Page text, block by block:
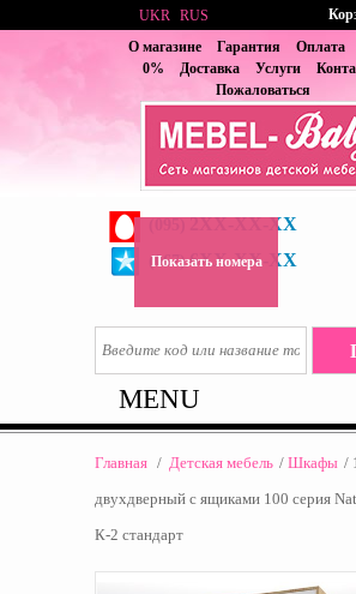
О магазине Гарантия Оплата
0%
Доставка Услуги
Пожаловаться
2XX-XX-XX
(067) 6XX-XX-XX
Показать номера
UKR RUS
MENU
Главная / Детская мебель / Шкафы /
двухдверный с ящиками 100 серия
К-2 стандарт